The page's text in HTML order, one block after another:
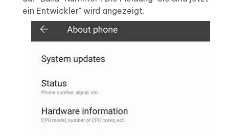
ein Entwickler" wird angezeigt.